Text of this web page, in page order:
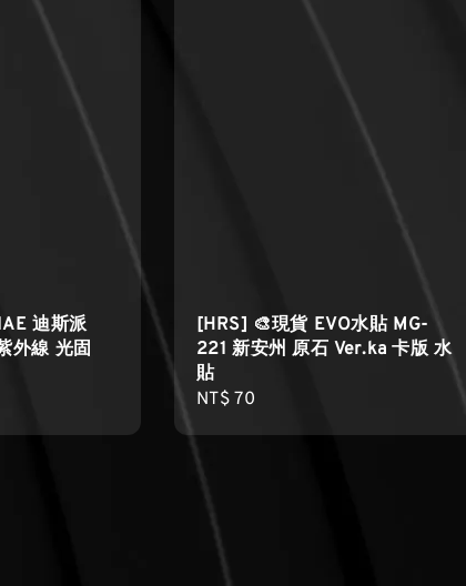
迪斯派
外線 光固
[HRS] 🎨現貨 EVO水貼 MG-
221 新安州 原石 Ver.ka 卡版 水
貼
Regular
NT$ 70